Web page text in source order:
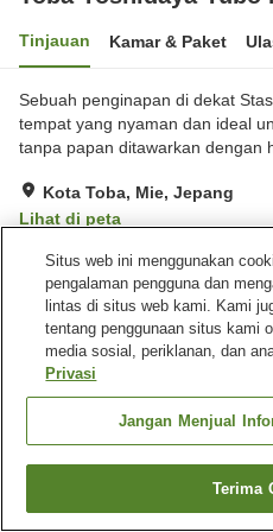
Tinjauan Kamar & Paket
Sebuah penginapan di dekat
tempat yang nyaman dan ideal
tanpa papan ditawarkan dengan
Kota Toba, Mie, Jepang
Lihat di peta
Baik Ulasan:99
Fasilitas properti
Tempat parkir
Mesin penjual otomatis
Beranda Jepang Mie
Toba Yoshidaya Yubo Hatago Wako
Cari
Situs web ini menggunakan
pengalaman pengguna dan
lintas di situs web kami. Kami
tentang penggunaan situs kami
media sosial, periklanan, dan
Privasi
Jangan Menjual
Terima